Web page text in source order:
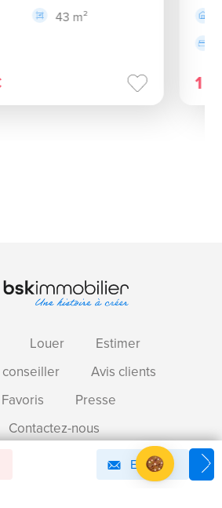
Email
43 m²
1
Louer
Estimer
Avis clients
Presse
Contactez-nous